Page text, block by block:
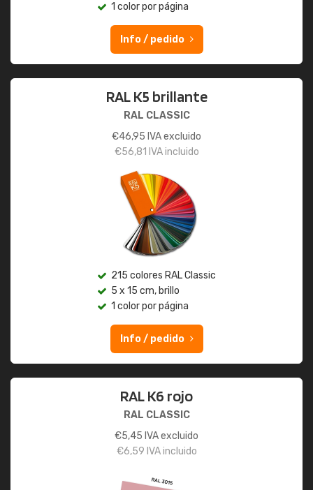
1 color por página
Info / pedido
RAL K5 brillante
RAL CLASSIC
€46,95 IVA excluido
€56,81 IVA incluido
215 colores RAL Classic
5 x 15 cm, brillo
1 color por página
Info / pedido
RAL K6 rojo
RAL CLASSIC
€5,45 IVA excluido
€6,59 IVA incluido